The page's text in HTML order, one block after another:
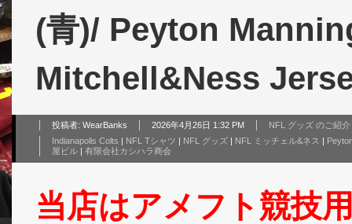
(青)/ Peyton
Mitchell&Ness
投稿者: WearBanks 2026年4月26日 1:32 PM
NFL グッズ のご紹介
Indianapolis Colts | NFL Tシャツ | NFL グッズ | NFL ミッチェル&ネス |
屋ビル | 有限会社カシハラ商会
当店はアメフト競技